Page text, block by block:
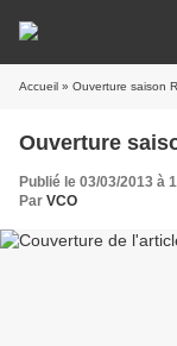
Accueil » Ouverture saison
Ouverture
Publié le 03/03/2013 à
Par VCO